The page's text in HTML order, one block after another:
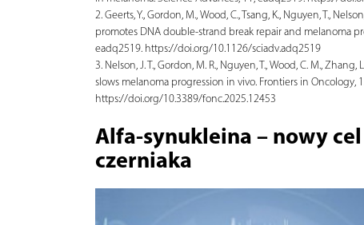
2. Geerts, Y., Gordon, M., Wood, C., Tsang, K., Nguyen, T.,
promotes DNA double-strand break repair and melanoma
eadq2519. https://doi.org/10.1126/sciadv.adq2519
3. Nelson, J. T., Gordon, M. R., Nguyen, T., Wood, C. M.,
slows melanoma progression in vivo. Frontiers in Oncology,
https://doi.org/10.3389/fonc.2025.12453
Alfa-synukleina – nowy
czerniaka